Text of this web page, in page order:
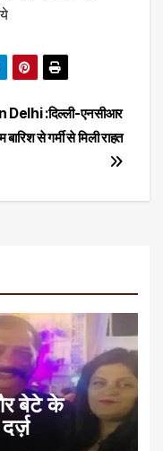
Delhi :दिल्ली-एनसीआर
से गर्मी से मिली राहत
बेटे के